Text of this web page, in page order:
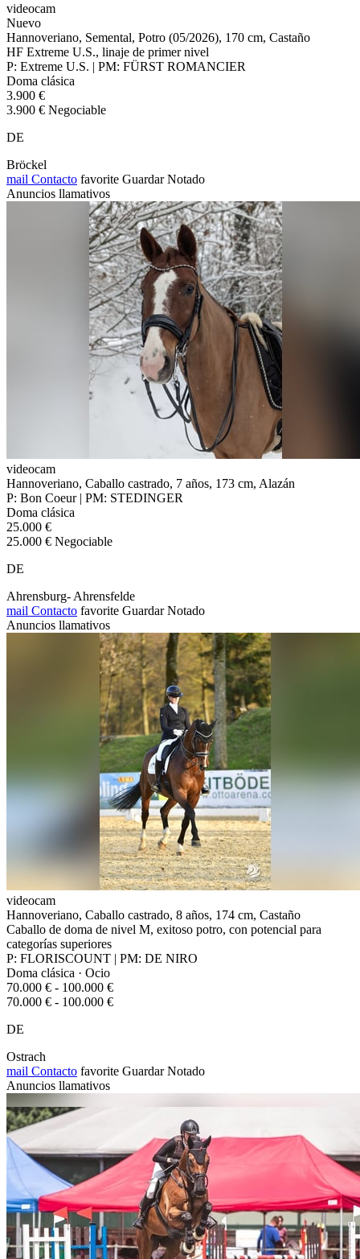
videocam
Nuevo
Hannoveriano, Semental, Potro (05/2026), 170 cm, Castaño
HF Extreme U.S., linaje de primer nivel
P: Extreme U.S. | PM: FÜRST ROMANCIER
Doma clásica
3.900 €
3.900 € Negociable
DE
Bröckel
mail Contacto favorite Guardar Notado
Anuncios llamativos
videocam
Hannoveriano, Caballo castrado, 7 años, 173 cm, Alazán
P: Bon Coeur | PM: STEDINGER
Doma clásica
25.000 €
25.000 € Negociable
DE
Ahrensburg- Ahrensfelde
mail Contacto favorite Guardar Notado
Anuncios llamativos
videocam
Hannoveriano, Caballo castrado, 8 años, 174 cm, Castaño
Caballo de doma de nivel M, exitoso potro, con potencial para
categorías superiores
P: FLORISCOUNT | PM: DE NIRO
Doma clásica · Ocio
70.000 € - 100.000 €
70.000 € - 100.000 €
DE
Ostrach
mail Contacto favorite Guardar Notado
Anuncios llamativos